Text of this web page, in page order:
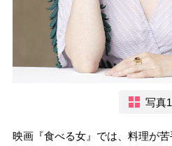
写真
映画『食べる女』では、料理が